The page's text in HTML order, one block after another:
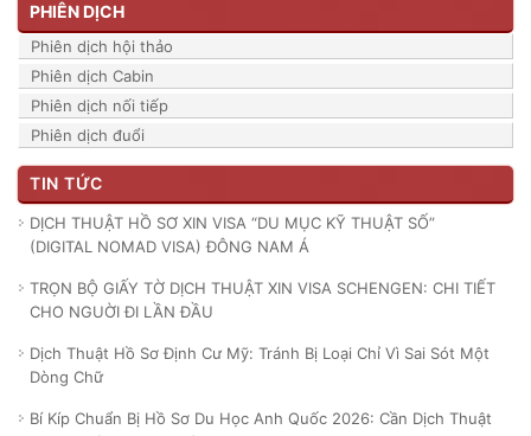
PHIÊN DỊCH
Phiên dịch hội thảo
Phiên dịch Cabin
Phiên dịch nối tiếp
Phiên dịch đuổi
TIN TỨC
DỊCH THUẬT HỒ SƠ XIN VISA “DU MỤC KỸ THUẬT SỐ”
(DIGITAL NOMAD VISA) ĐÔNG NAM Á
TRỌN BỘ GIẤY TỜ DỊCH THUẬT XIN VISA SCHENGEN: CHI TIẾT
CHO NGUỜI ĐI LẦN ĐẦU
Dịch Thuật Hồ Sơ Định Cư Mỹ: Tránh Bị Loại Chỉ Vì Sai Sót Một
Dòng Chữ
Bí Kíp Chuẩn Bị Hồ Sơ Du Học Anh Quốc 2026: Cần Dịch Thuật